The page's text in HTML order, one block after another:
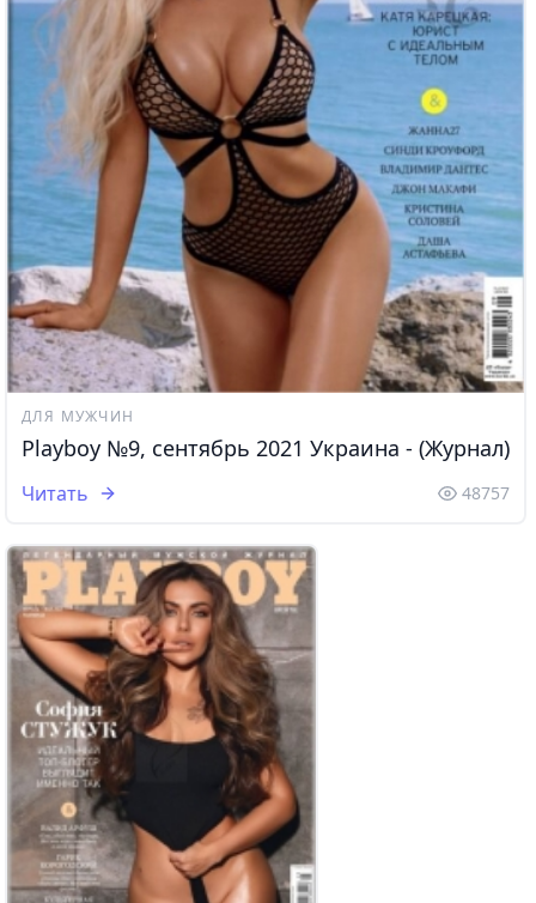
ДЛЯ МУЖЧИН
Playboy №9, сентябрь 2021 Украина - (Журнал)
Читать 48757